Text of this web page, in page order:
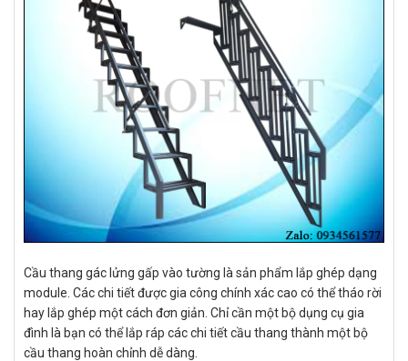
Cầu thang gác lửng gấp vào tường là sản phẩm lắp ghép dạng
module. Các chi tiết được gia công chính xác cao có thể tháo rời
hay lắp ghép một cách đơn giản. Chỉ cần một bộ dụng cụ gia
đình là bạn có thể lắp ráp các chi tiết cầu thang thành một bộ
cầu thang hoàn chỉnh dễ dàng.